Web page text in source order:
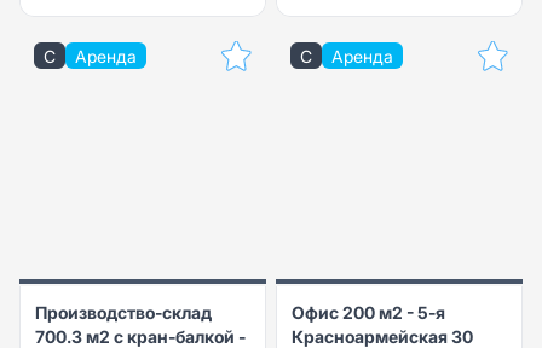
C Аренда
Производство-склад
700.3 м2 с кран-балкой -
C Аренда
Офис 200 м2 - 5-я
Красноармейская 30